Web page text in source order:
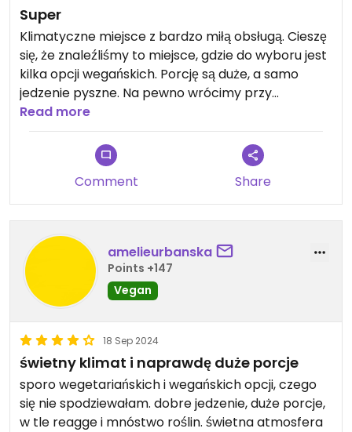
Super
Klimatyczne miejsce z bardzo miłą obsługą. Cieszę
się, że znaleźliśmy to miejsce, gdzie do wyboru jest
kilka opcji wegańskich. Porcję są duże, a samo
jedzenie pyszne. Na pewno wrócimy przy
następnej okazji.
Read more
Comment Share
amelieurbanska
Points +147
Vegan
18 Sep 2024
świetny klimat i naprawdę duże porcje
sporo wegetariańskich i wegańskich opcji, czego
się nie spodziewałam. dobre jedzenie, duże porcje,
w tle reagge i mnóstwo roślin. świetna atmosfera